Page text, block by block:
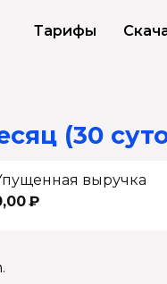
Тарифы
(30
выручка
₽